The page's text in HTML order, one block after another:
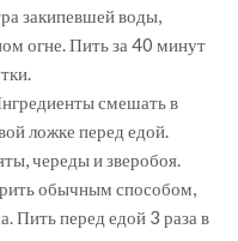
закипевшей воды,
огне. Пить за 40 минут
смешать в
ложке перед едой.
череды и зверобоя.
обычным способом,
Пить перед едой 3 раза в